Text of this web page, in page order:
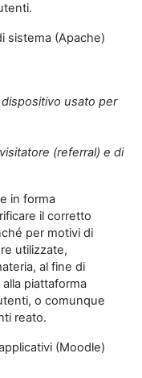
sistema (Apache)
usato per
(referral) e di
in forma
il corretto
per motivi di
utilizzate,
al fine di
piattaforma
o comunque
reato.
(Moodle)